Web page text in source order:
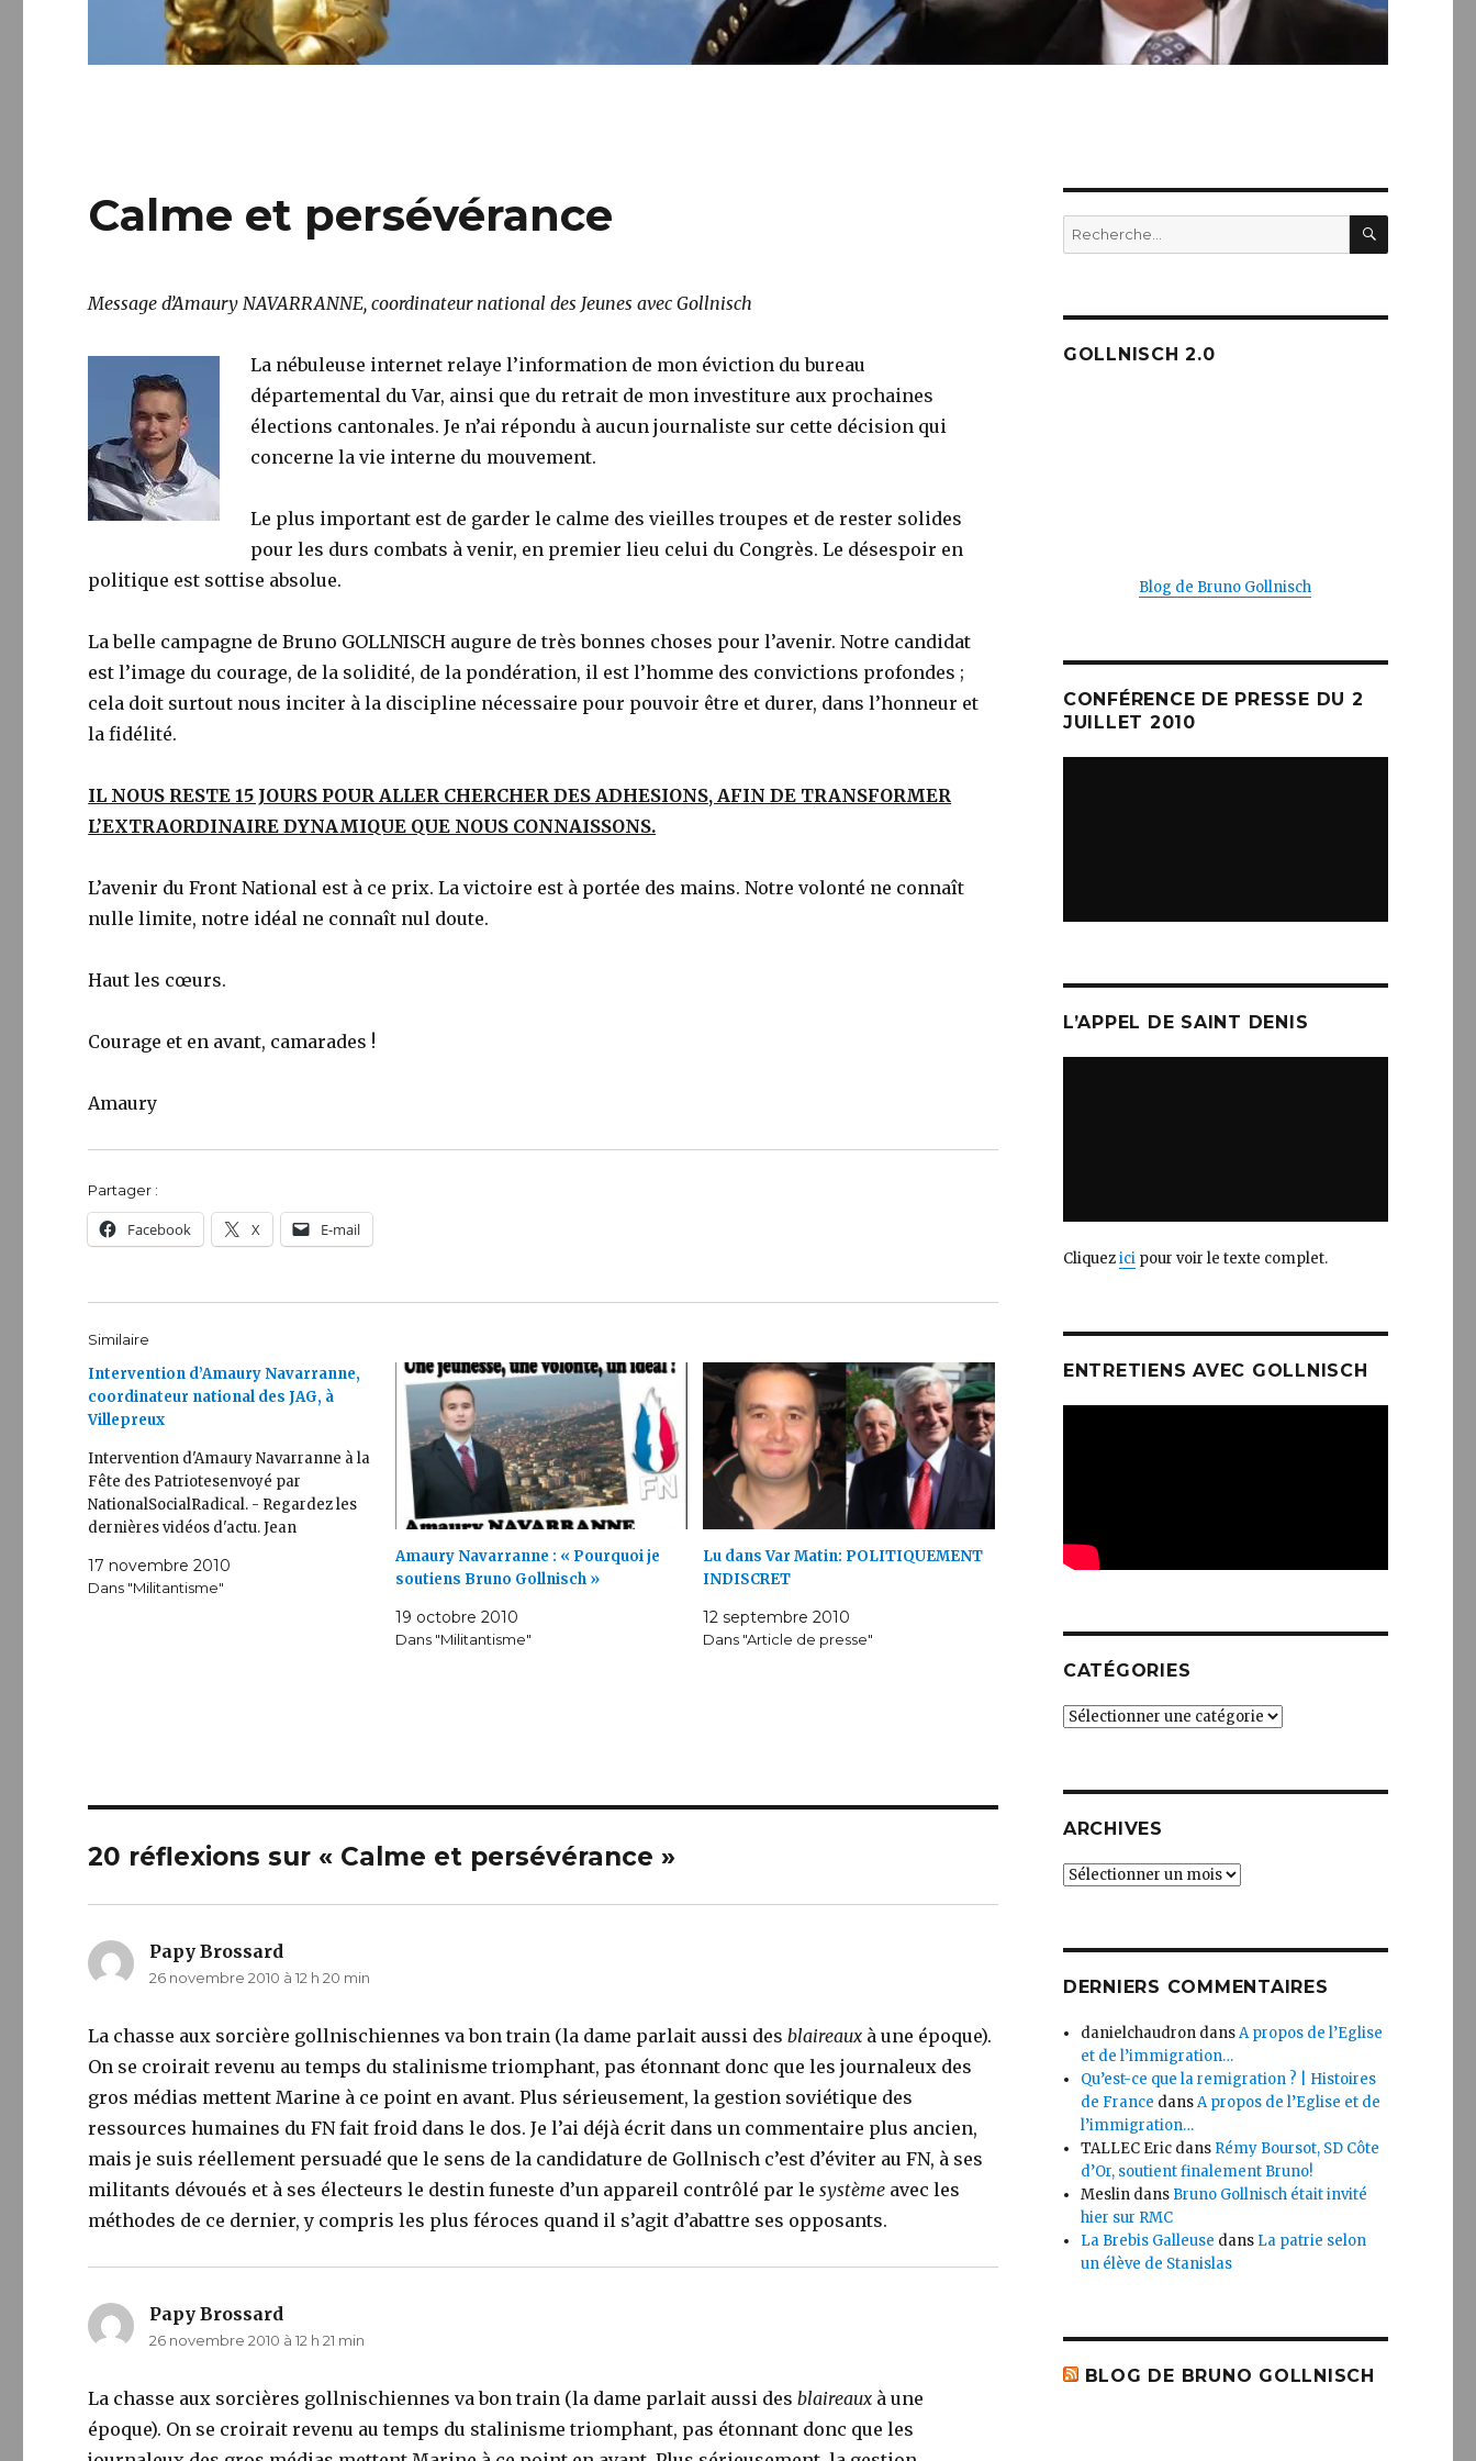
Calme et persévérance
Message d’Amaury NAVARRANNE, coordinateur national des Jeunes avec Gollnisch
La nébuleuse internet relaye l’information de mon éviction du bureau
départemental du Var, ainsi que du retrait de mon investiture aux prochaines
élections cantonales. Je n’ai répondu à aucun journaliste sur cette décision qui
concerne la vie interne du mouvement.
Le plus important est de garder le calme des vieilles troupes et de rester solides
pour les durs combats à venir, en premier lieu celui du Congrès. Le désespoir en
politique est sottise absolue.
La belle campagne de Bruno GOLLNISCH augure de très bonnes choses pour l’avenir. Notre candidat
est l’image du courage, de la solidité, de la pondération, il est l’homme des convictions profondes ;
cela doit surtout nous inciter à la discipline nécessaire pour pouvoir être et durer, dans l’honneur et
la fidélité.
IL NOUS RESTE 15 JOURS POUR ALLER CHERCHER DES ADHESIONS, AFIN DE TRANSFORMER
L’EXTRAORDINAIRE DYNAMIQUE QUE NOUS CONNAISSONS.
L’avenir du Front National est à ce prix. La victoire est à portée des mains. Notre volonté ne connaît
nulle limite, notre idéal ne connaît nul doute.
Haut les cœurs.
Courage et en avant, camarades !
Amaury
Partager :
Facebook X E-mail
Similaire
Intervention d’Amaury Navarranne,
coordinateur national des JAG, à
Villepreux
Intervention d'Amaury Navarranne à la
Fête des Patriotesenvoyé par
NationalSocialRadical. - Regardez les
dernières vidéos d'actu. Jean
17 novembre 2010
Dans "Militantisme"
Amaury Navarranne : « Pourquoi je
soutiens Bruno Gollnisch »
19 octobre 2010
Dans "Militantisme"
Lu dans Var Matin: POLITIQUEMENT
INDISCRET
12 septembre 2010
Dans "Article de presse"
20 réflexions sur « Calme et persévérance »
Papy Brossard
26 novembre 2010 à 12 h 20 min
La chasse aux sorcière gollnischiennes va bon train (la dame parlait aussi desblaireaux à une époque).
On se croirait revenu au temps du stalinisme triomphant, pas étonnant donc que les journaleux des
gros médias mettent Marine à ce point en avant. Plus sérieusement, la gestion soviétique des
ressources humaines du FN fait froid dans le dos. Je l’ai déjà écrit dans un commentaire plus ancien,
mais je suis réellement persuadé que le sens de la candidature de Gollnisch c’est d’éviter au FN, à ses
militants dévoués et à ses électeurs le destin funeste d’un appareil contrôlé par lesystème avec les
méthodes de ce dernier, y compris les plus féroces quand il s’agit d’abattre ses opposants.
Papy Brossard
26 novembre 2010 à 12 h 21 min
La chasse aux sorcières gollnischiennes va bon train (la dame parlait aussi desblaireaux à une
époque). On se croirait revenu au temps du stalinisme triomphant, pas étonnant donc que les
Recherche
pour :
GOLLNISCH 2.0
Blog de Bruno Gollnisch
CONFÉRENCE DE PRESSE DU 2
JUILLET 2010
L’APPEL DE SAINT DENIS
Cliquezicipour voir le texte complet.
ENTRETIENS AVEC GOLLNISCH
CATÉGORIES
Catégories
ARCHIVES
Archives
DERNIERS COMMENTAIRES
danielchaudron dansA propos de l’Eglise
et de l’immigration…
Qu’est-ce que la remigration ? | Histoires
de France dansA propos de l’Eglise et de
l’immigration…
TALLEC Eric dans Rémy Boursot, SD Côte
d’Or, soutient finalement Bruno!
Meslin dans Bruno Gollnisch était invité
hier sur RMC
La Brebis Galleuse dans La patrie selon
un élève de Stanislas
BLOG DE BRUNO GOLLNISCH